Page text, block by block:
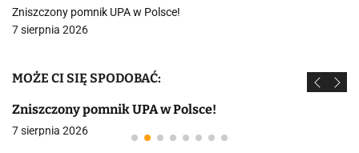
Zniszczony pomnik UPA w Polsce!
7 sierpnia 2026
MOŻE CI SIĘ SPODOBAĆ:
Zniszczony pomnik UPA w Polsce!
7 sierpnia 2026